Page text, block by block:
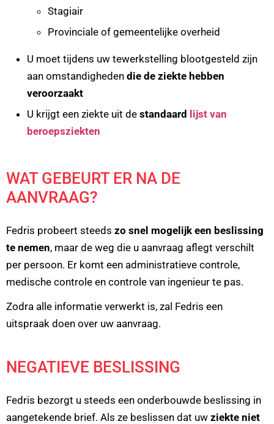
Stagiair
Provinciale of gemeentelijke overheid
U moet tijdens uw tewerkstelling blootgesteld zijn
aan omstandigheden die de ziekte hebben
veroorzaakt
U krijgt een ziekte uit de standaard lijst van
beroepsziekten
WAT GEBEURT ER NA DE
AANVRAAG?
Fedris probeert steeds zo snel mogelijk een beslissing
te nemen, maar de weg die u aanvraag aflegt verschilt
per persoon. Er komt een administratieve controle,
medische controle en controle van ingenieur te pas.
Zodra alle informatie verwerkt is, zal Fedris een
uitspraak doen over uw aanvraag.
NEGATIEVE BESLISSING
Fedris bezorgt u steeds een onderbouwde beslissing in
aangetekende brief. Als ze beslissen dat uw ziekte niet